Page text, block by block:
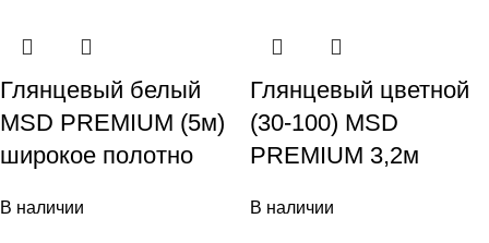
Глянцевый белый
MSD PREMIUM (5м)
широкое полотно
В наличии
Глянцевый цветной
(30-100) MSD
PREMIUM 3,2м
В наличии